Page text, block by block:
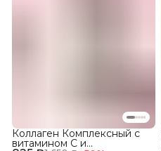
Коллаген Комплексный с
витамином C и